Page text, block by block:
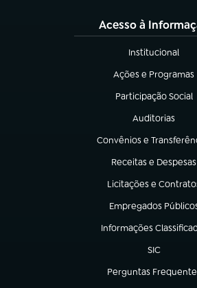
Acesso à
Institucional
(abre em nova
Ações e Programas
(abre em nova aba)
Participação Social
(abre em nova aba)
Auditorias
(abre em nova
Convênios e
(abre em nova aba)
Receitas e Despesas
(abre em nova aba)
Licitações e
(abre em nova aba)
Empregados
(abre em nova aba)
Informações
(abre em nova aba)
SIC
(abre em
Perguntas
(abre em nova aba)